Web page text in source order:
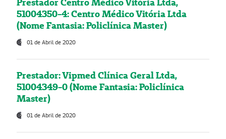
51004350-4: Centro Médico Vitória Ltda
(Nome Fantasia: Policlínica Master)
01 de Abril de 2020
Prestador: Vipmed Clínica Geral Ltda,
51004349-0 (Nome Fantasia: Policlínica
Master)
01 de Abril de 2020